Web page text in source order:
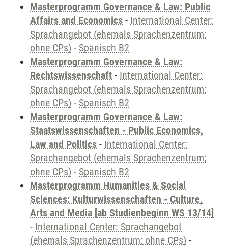
Masterprogramm Governance & Law: Public
Affairs and Economics - International Center:
Sprachangebot (ehemals Sprachenzentrum;
ohne CPs) - Spanisch B2
Masterprogramm Governance & Law:
Rechtswissenschaft - International Center:
Sprachangebot (ehemals Sprachenzentrum;
ohne CPs) - Spanisch B2
Masterprogramm Governance & Law:
Staatswissenschaften - Public Economics,
Law and Politics - International Center:
Sprachangebot (ehemals Sprachenzentrum;
ohne CPs) - Spanisch B2
Masterprogramm Humanities & Social
Sciences: Kulturwissenschaften - Culture,
Arts and Media [ab Studienbeginn WS 13/14]
- International Center: Sprachangebot
(ehemals Sprachenzentrum; ohne CPs) -